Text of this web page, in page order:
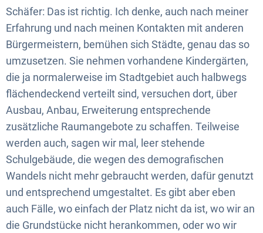
Schäfer: Das ist richtig. Ich denke, auch nach meiner
Erfahrung und nach meinen Kontakten mit anderen
Bürgermeistern, bemühen sich Städte, genau das so
umzusetzen. Sie nehmen vorhandene Kindergärten,
die ja normalerweise im Stadtgebiet auch halbwegs
flächendeckend verteilt sind, versuchen dort, über
Ausbau, Anbau, Erweiterung entsprechende
zusätzliche Raumangebote zu schaffen. Teilweise
werden auch, sagen wir mal, leer stehende
Schulgebäude, die wegen des demografischen
Wandels nicht mehr gebraucht werden, dafür genutzt
und entsprechend umgestaltet. Es gibt aber eben
auch Fälle, wo einfach der Platz nicht da ist, wo wir an
die Grundstücke nicht herankommen, oder wo wir